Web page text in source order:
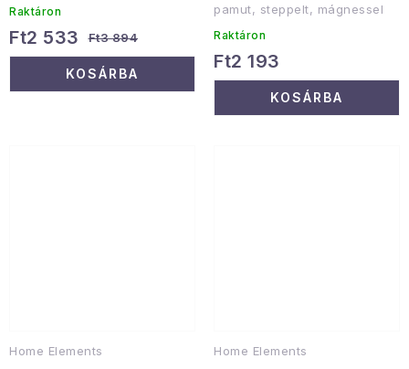
Raktáron
Ft2 533 Ft3 894
KOSÁRBA
pamut, steppelt, mágnessel
Raktáron
Ft2 193
KOSÁRBA
Home Elements Home Elements